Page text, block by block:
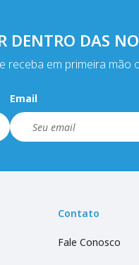
DENTRO DAS
receba em primeira mão
Email
Contato
Fale Conosco